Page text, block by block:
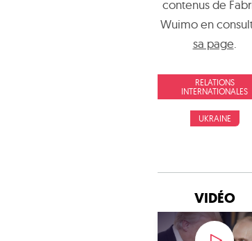
contenus de
Wuimoen
sa page
RELATIONS
INTERNATIONALES
UKRAINE
VIDÉO